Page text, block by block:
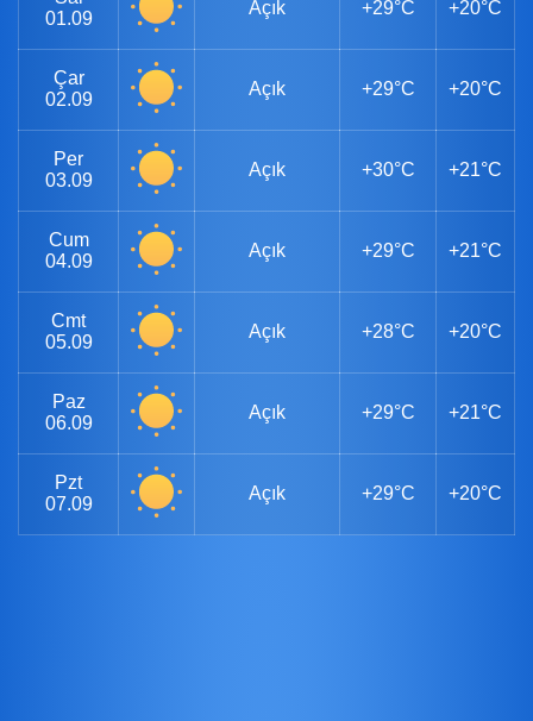
01.09
Açık +29°C +20°C
Çar
02.09
Açık +29°C +20°C
Per
03.09
Açık +30°C +21°C
Cum
04.09
Açık +29°C +21°C
Cmt
05.09
Açık +28°C +20°C
Paz
06.09
Açık +29°C +21°C
Pzt
07.09
Açık +29°C +20°C